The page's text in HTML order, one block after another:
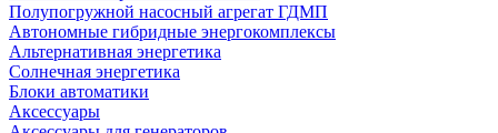
Полупогружной насосный агрегат ГДМП
Автономные гибридные энергокомплексы
Альтернативная энергетика
Солнечная энергетика
Блоки автоматики
Аксессуары